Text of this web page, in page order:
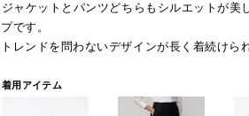
ジャケットとパンツどちらもシルエットが美
プです。
トレンドを問わないデザインが長く着続けら
着用アイテム